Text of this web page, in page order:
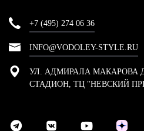
+7 (495) 274 06 36
INFO@VODOLEY-STYLE.RU
УЛ. АДМИРАЛА МАКАРОВА
СТАДИОН, ТЦ "НЕВСКИЙ